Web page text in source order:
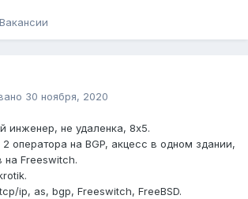
Вакансии
30 ноября, 2020
инженер, не удаленка, 8х5.
оператора на BGP, акцесс в одном здании,
на Freeswitch.
ip, as, bgp, Freeswitch, FreeBSD.